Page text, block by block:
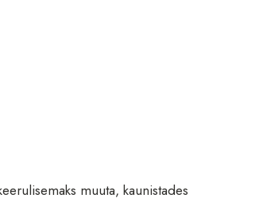
muuta, kaunistades